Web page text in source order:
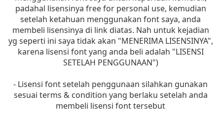
padahal lisensinya free for personal use, kemudian
setelah ketahuan menggunakan font saya, anda
membeli lisensinya di link diatas. Nah untuk kejadian
yg seperti ini saya tidak akan "MENERIMA LISENSINYA",
karena lisensi font yang anda beli adalah "LISENSI
SETELAH PENGGUNAAN")
- Lisensi font setelah penggunaan silahkan gunakan
sesuai terms & condition yang berlaku setelah anda
membeli lisensi font tersebut